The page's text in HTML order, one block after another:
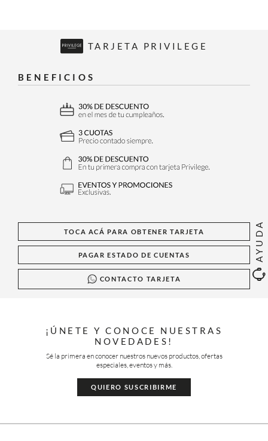
AYUDA
TARJETA PRIVILEGE
BENEFICIOS
TOCA ACÁ PARA OBTENER TARJETA
PAGAR ESTADO DE CUENTAS
CONTACTO TARJETA
¡ÚNETE Y CONOCE NUESTRAS
NOVEDADES!
Sé la primera en conocer nuestros nuevos productos, ofertas
especiales, eventos y más.
QUIERO SUSCRIBIRME